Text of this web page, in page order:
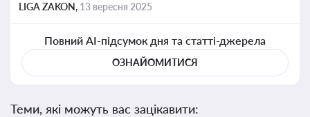
LIGA ZAKON, 13 вересня 2025
Повний AI-підсумок дня та статті-джерела
ОЗНАЙОМИТИСЯ
Теми, які можуть вас зацікавити: